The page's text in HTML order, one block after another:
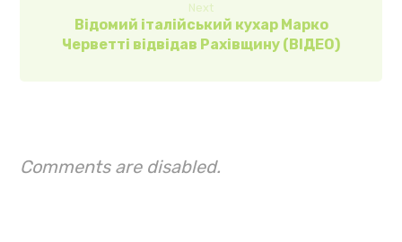
Next
Відомий італійський кухар Марко
Черветті відвідав Рахівщину (ВІДЕО)
Comments are disabled.